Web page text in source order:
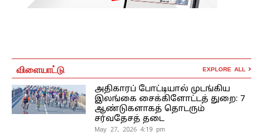
விளையாட்டு EXPLORE ALL
அதிகாரப் போட்டியால் முடங்கிய
இலங்கை சைக்கிளோட்டத் துறை: 7
ஆண்டுகளாகத் தொடரும்
சர்வதேசத் தடை
May 27, 2026 4:19 pm